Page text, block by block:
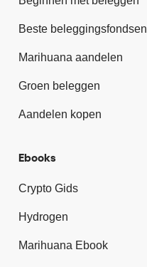
Beste beleggingsfondsen
Marihuana aandelen
Groen beleggen
Aandelen kopen
Ebooks
Crypto Gids
Hydrogen
Marihuana Ebook